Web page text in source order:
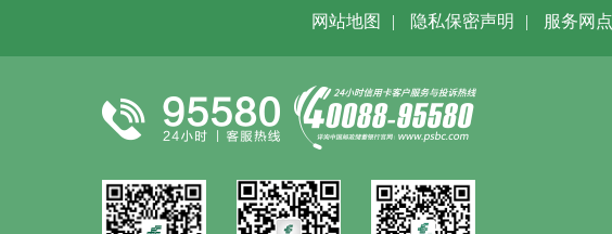
服务公告
优惠活动
邮储大讲堂
常见问题
网站地图 | 隐私保密声明 | 服务网点